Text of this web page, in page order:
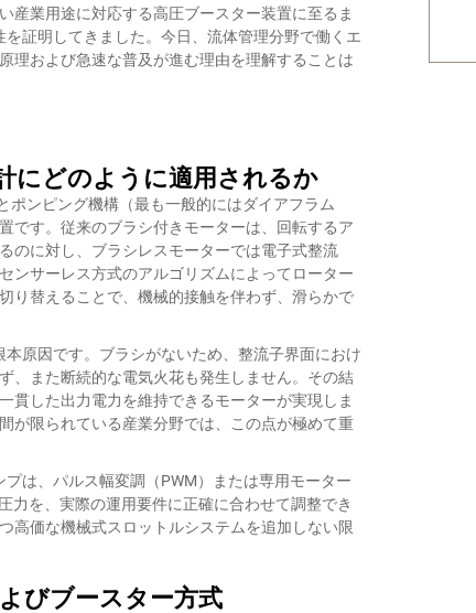
産業用途に対応する高圧ブースター装置に至るま
証明してきました。今日、流体管理分野で働くエ
理および急速な普及が進む理由を理解することは
にどのように適用されるか
ポンピング機構（最も一般的にはダイアフラム
です。従来のブラシ付きモーターは、回転するア
のに対し、ブラシレスモーターでは電子式整流
ンサーレス方式のアルゴリズムによってローター
り替えることで、機械的接触を伴わず、滑らかで
原因です。ブラシがないため、整流子界面におけ
、また断続的な電気火花も発生しません。その結
貫した出力電力を維持できるモーターが実現しま
が限られている産業分野では、この点が極めて重
は、パルス幅変調（PWM）または専用モーター
力を、実際の運用要件に正確に合わせて調整でき
高価な機械式スロットルシステムを追加しない限
びブースター方式